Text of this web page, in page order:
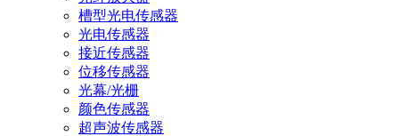
槽型光电传感器
光电传感器
接近传感器
位移传感器
光幕/光栅
颜色传感器
超声波传感器